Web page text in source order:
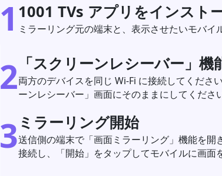
1 1001 TVs アプリをインスト
ミラーリング元の端末と、表示させたいモバイ
2 「スクリーンレシーバー」機
両方のデバイスを同じ Wi-Fi に接続してくださ
ーンレシーバー」画面にそのままにしてください
3ミラーリング開始
送信側の端末で「画面ミラーリング」機能を開
接続し、「開始」をタップしてモバイルに画面